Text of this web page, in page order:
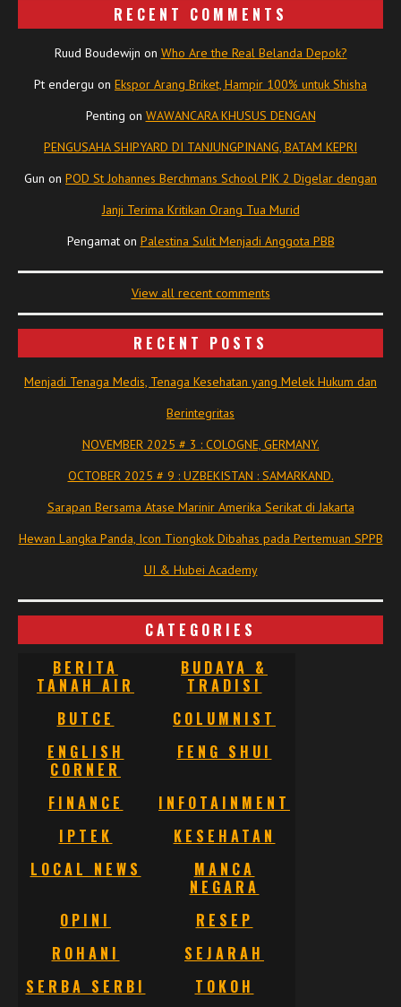
RECENT COMMENTS
Ruud Boudewijn on Who Are the Real Belanda Depok?
Pt endergu on Ekspor Arang Briket, Hampir 100% untuk Shisha
Penting on WAWANCARA KHUSUS DENGAN
PENGUSAHA SHIPYARD DI TANJUNGPINANG, BATAM KEPRI
Gun on POD St Johannes Berchmans School PIK 2 Digelar dengan
Janji Terima Kritikan Orang Tua Murid
Pengamaton Palestina Sulit Menjadi Anggota PBB
View all recent comments
RECENT POSTS
Menjadi Tenaga Medis, Tenaga Kesehatan yang Melek Hukum dan
Berintegritas
NOVEMBER 2025 # 3 : COLOGNE, GERMANY.
OCTOBER 2025 # 9 : UZBEKISTAN : SAMARKAND.
Sarapan Bersama Atase Marinir Amerika Serikat di Jakarta
Hewan Langka Panda, Icon Tiongkok Dibahas pada Pertemuan SPPB
UI & Hubei Academy
CATEGORIES
BERITA
TANAH AIR
BUDAYA &
TRADISI
BUTCE
COLUMNIST
ENGLISH
CORNER
FENG SHUI
FINANCE
INFOTAINMENT
IPTEK
KESEHATAN
LOCAL NEWS
MANCA
NEGARA
OPINI
RESEP
ROHANI
SEJARAH
SERBA SERBI
TOKOH